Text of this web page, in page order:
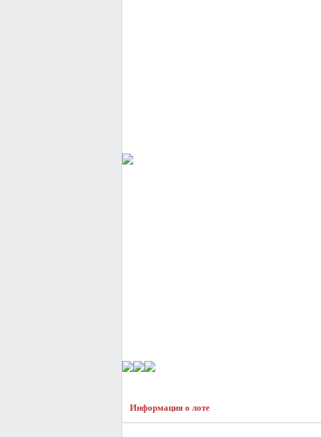
Информация о лоте